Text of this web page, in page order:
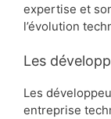
expertise et
l’évolution
Les
Les
entreprise